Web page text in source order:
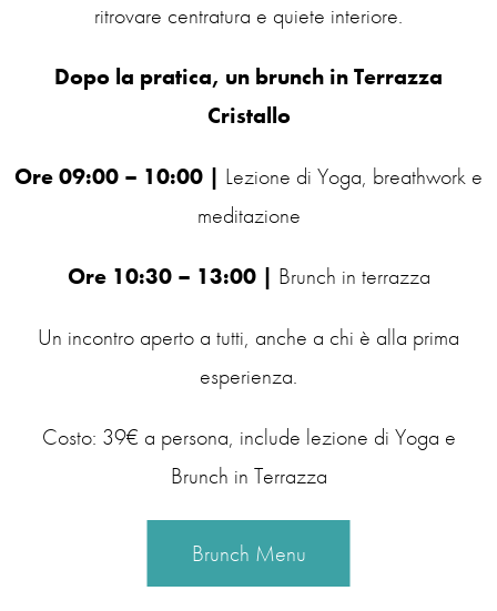
ritrovare centratura e quiete interiore.
Dopo la pratica, un brunch in Terrazza
Cristallo
Ore 09:00 – 10:00 | Lezione di Yoga, breathwork e
meditazione
Ore 10:30 – 13:00 | Brunch in terrazza
Un incontro aperto a tutti, anche a chi è alla prima
esperienza.
Costo: 39€ a persona, include lezione di Yoga e
Brunch in Terrazza
Brunch Menu